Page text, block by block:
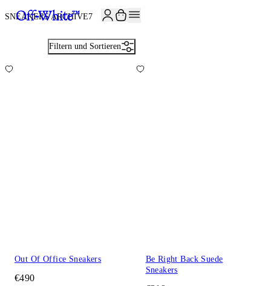
SNEAKERS ARCHIVE7
Filtern und Sortieren
Out Of Office Sneakers
€490
Be Right Back Suede
Sneakers